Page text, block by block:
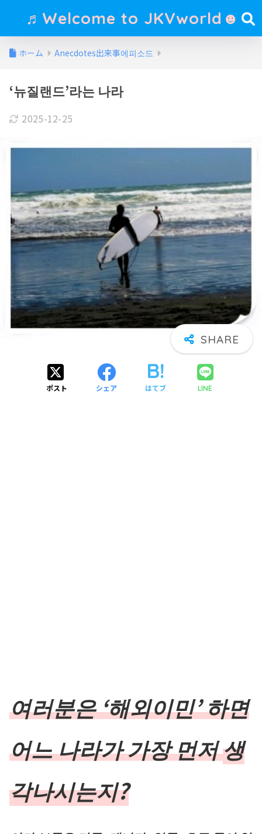
♬Welcome to JKVworld☻
ホーム Anecdotes出来事에피소드
‘뉴질랜드’라는 나라
2025-12-25
ポスト シェア はてブ LINE
여러분은 ‘해외이민’ 하면
어느 나라가 가장 먼저생
각나시는지?